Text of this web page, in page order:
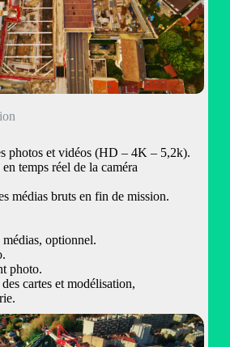
photos et vidéos (HD – 4K – 5,2k).
temps réel de la caméra
médias bruts en fin de mission.
médias, optionnel.
photo.
cartes et modélisation,